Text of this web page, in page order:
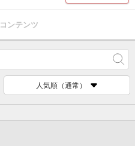
コンテンツ
人気順（通常）